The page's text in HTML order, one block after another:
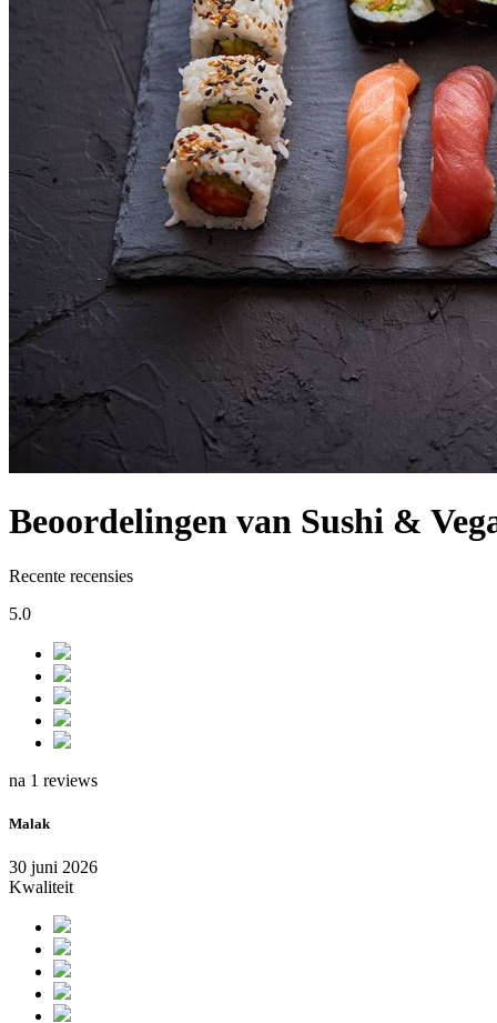
Beoordelingen van Sushi &
Recente recensies
5.0
na 1 reviews
Malak
30 juni 2026
Kwaliteit